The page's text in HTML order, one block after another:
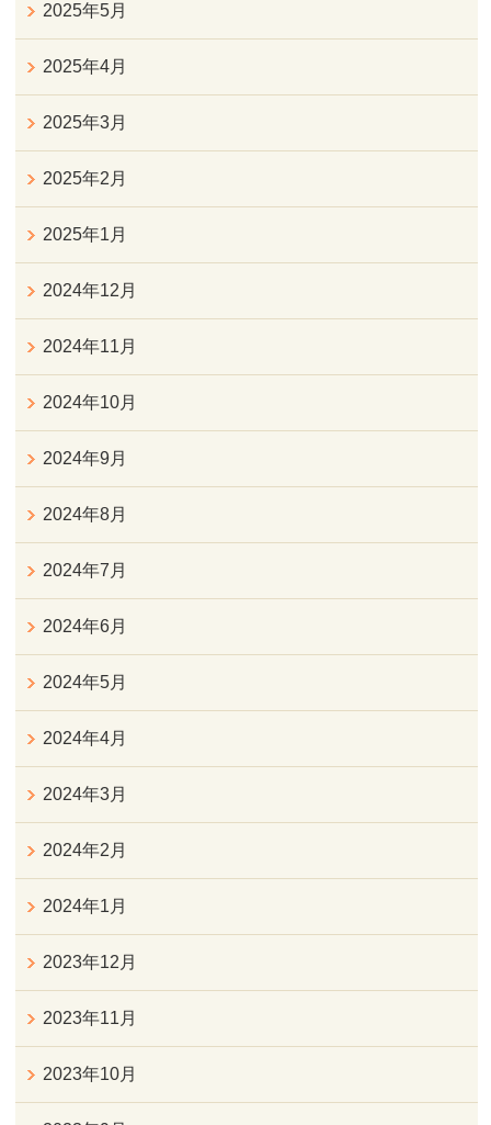
2025年5月
2025年4月
2025年3月
2025年2月
2025年1月
2024年12月
2024年11月
2024年10月
2024年9月
2024年8月
2024年7月
2024年6月
2024年5月
2024年4月
2024年3月
2024年2月
2024年1月
2023年12月
2023年11月
2023年10月